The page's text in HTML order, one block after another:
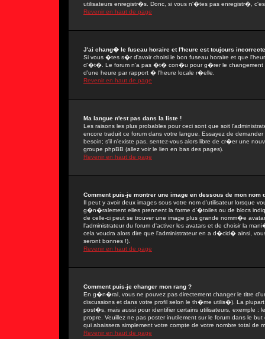
utilisateurs enregistr�s. Donc, si vous n'�tes pas enregistr�,
Revenir en haut de page
J'ai chang� le fuseau horaire et l'heure est toujours
Si vous �tes s�r d'avoir choisi le bon fuseau horaire et que
d'�t�. Le forum n'a pas �t� con�u pour g�rer le
d'une heure par rapport � l'heure locale r�elle.
Revenir en haut de page
Ma langue n'est pas dans la liste !
Les raisons les plus probables pour ceci sont que soit
encore traduit ce forum dans votre langue. Essayez de
besoin; s'il n'existe pas, sentez-vous alors libre de cr�er une
groupe phpBB (allez voir le lien en bas des pages).
Revenir en haut de page
Comment puis-je montrer une image en dessous de mon nom
Il peut y avoir deux images sous votre nom d'utilisateur lorsque
g�n�ralement elles prennent la forme d'�toiles ou de blocs
de celle-ci peut se trouver une image plus grande nomm�e
l'administrateur du forum d'activer les avatars et de choisir la
cela voudra alors dire que l'administrateur en a d�cid� ainsi,
seront bonnes !).
Revenir en haut de page
Comment puis-je changer mon rang ?
En g�n�ral, vous ne pouvez pas directement changer le titre
discussions et dans votre profil selon le th�me utilis�). La
post�s, mais aussi pour identifier certains utilisateurs, exemple
propre. Veuillez ne pas poster inutilement sur le forum dans le
qui abaissera simplement votre compte de votre nombre total de
Revenir en haut de page